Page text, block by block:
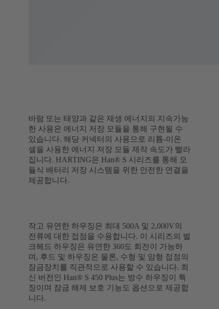
바람 또는 태양과 같은 재생 에너지의 지속가능
한 사용은 에너지 저장 모듈을 통해 구현될 수
있습니다. 해당 커넥터의 사용으로 리튬-이온
셀을 사용한 에너지 저장 모듈 제작 속도가 빨라
집니다. HARTING은 Han® S 시리즈를 통해 모
듈식 배터리 저장 시스템을 위한 안전한 연결을
제공합니다.
작고 유연한 하우징은 최대 500A 및 2,000V의
전류에 대한 접점을 수용합니다. 이 시리즈의 벌
크헤드 하우징은 유연한 360도 회전이 가능하
며, 후드 및 하우징은 물론, 수형 및 암형 접점의
잠금장치를 직관적으로 사용할 수 있습니다. 최
신 버전인 Han® S 450 Plus는 방수 하우징이 특
징이며 잠금 해제 보호 기능도 옵션으로 제공합
니다.